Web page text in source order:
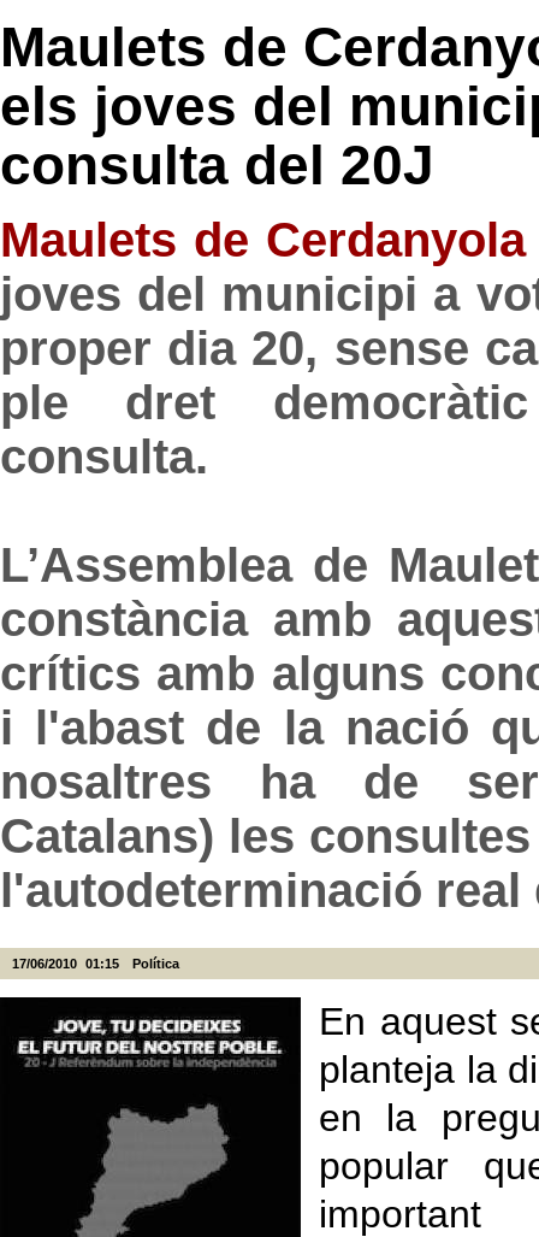
Maulets de
els joves del
consulta del 20J
Maulets de Cerdanyola
joves del municipi a
proper dia 20, sense
ple dret
consulta.
L’Assemblea de
constància amb
crítics amb alguns
i l'abast de la nació
nosaltres ha de ser
Catalans) les
l'autodeterminació real
17/06/2010 01:15 Política
En aquest
planteja la
en la
popular